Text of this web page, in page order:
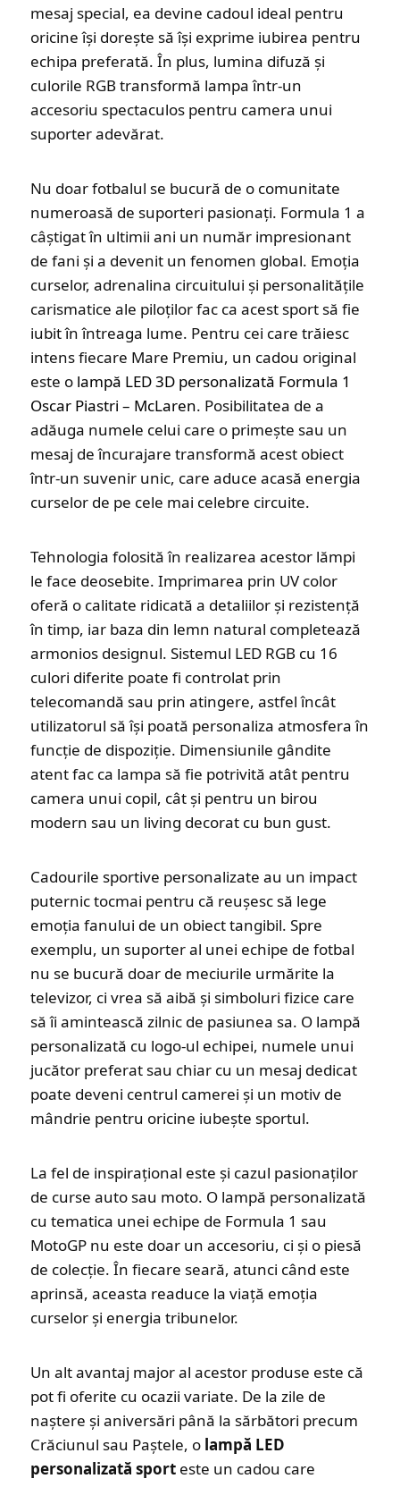
mesaj special, ea devine cadoul ideal pentru
oricine își dorește să își exprime iubirea pentru
echipa preferată. În plus, lumina difuză și
culorile RGB transformă lampa într-un
accesoriu spectaculos pentru camera unui
suporter adevărat.
Nu doar fotbalul se bucură de o comunitate
numeroasă de suporteri pasionați. Formula 1 a
câștigat în ultimii ani un număr impresionant
de fani și a devenit un fenomen global. Emoția
curselor, adrenalina circuitului și personalitățile
carismatice ale piloților fac ca acest sport să fie
iubit în întreaga lume. Pentru cei care trăiesc
intens fiecare Mare Premiu, un cadou original
este o lampă LED 3D personalizată Formula 1
Oscar Piastri – McLaren. Posibilitatea de a
adăuga numele celui care o primește sau un
mesaj de încurajare transformă acest obiect
într-un suvenir unic, care aduce acasă energia
curselor de pe cele mai celebre circuite.
Tehnologia folosită în realizarea acestor lămpi
le face deosebite. Imprimarea prin UV color
oferă o calitate ridicată a detaliilor și rezistență
în timp, iar baza din lemn natural completează
armonios designul. Sistemul LED RGB cu 16
culori diferite poate fi controlat prin
telecomandă sau prin atingere, astfel încât
utilizatorul să își poată personaliza atmosfera în
funcție de dispoziție. Dimensiunile gândite
atent fac ca lampa să fie potrivită atât pentru
camera unui copil, cât și pentru un birou
modern sau un living decorat cu bun gust.
Cadourile sportive personalizate au un impact
puternic tocmai pentru că reușesc să lege
emoția fanului de un obiect tangibil. Spre
exemplu, un suporter al unei echipe de fotbal
nu se bucură doar de meciurile urmărite la
televizor, ci vrea să aibă și simboluri fizice care
să îi amintească zilnic de pasiunea sa. O lampă
personalizată cu logo-ul echipei, numele unui
jucător preferat sau chiar cu un mesaj dedicat
poate deveni centrul camerei și un motiv de
mândrie pentru oricine iubește sportul.
La fel de inspirațional este și cazul pasionaților
de curse auto sau moto. O lampă personalizată
cu tematica unei echipe de Formula 1 sau
MotoGP nu este doar un accesoriu, ci și o piesă
de colecție. În fiecare seară, atunci când este
aprinsă, aceasta readuce la viață emoția
curselor și energia tribunelor.
Un alt avantaj major al acestor produse este că
pot fi oferite cu ocazii variate. De la zile de
naștere și aniversări până la sărbători precum
Crăciunul sau Paștele, o lampă LED
personalizată sporteste un cadou care